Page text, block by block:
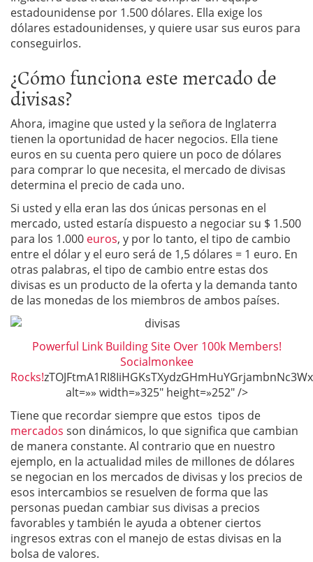
estadounidense por 1.500 dólares. Ella exige los
dólares estadounidenses, y quiere usar sus euros para
conseguirlos.
¿Cómo funciona este mercado de
divisas?
Ahora, imagine que usted y la señora de Inglaterra
tienen la oportunidad de hacer negocios. Ella tiene
euros en su cuenta pero quiere un poco de dólares
para comprar lo que necesita, el mercado de divisas
determina el precio de cada uno.
Si usted y ella eran las dos únicas personas en el
mercado, usted estaría dispuesto a negociar su $ 1.500
para los 1.000 euros, y por lo tanto, el tipo de cambio
entre el dólar y el euro será de 1,5 dólares = 1 euro. En
otras palabras, el tipo de cambio entre estas dos
divisas es un producto de la oferta y la demanda tanto
de las monedas de los miembros de ambos países.
Powerful Link Building Site Over 100k Members!
Socialmonkee
Rocks!
Tiene que recordar siempre que estos tipos de
mercados son dinámicos, lo que significa que cambian
de manera constante. Al contrario que en nuestro
ejemplo, en la actualidad miles de millones de dólares
se negocian en los mercados de divisas y los precios de
esos intercambios se resuelven de forma que las
personas puedan cambiar sus divisas a precios
favorables y también le ayuda a obtener ciertos
ingresos extras con el manejo de estas divisas en la
bolsa de valores.